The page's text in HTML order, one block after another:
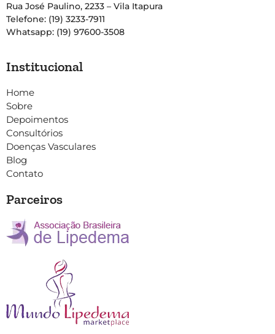
Rua José Paulino, 2233 – Vila Itapura
Telefone: (19) 3233-7911
Whatsapp: (19) 97600-3508
Institucional
Home
Sobre
Depoimentos
Consultórios
Doenças Vasculares
Blog
Contato
Parceiros